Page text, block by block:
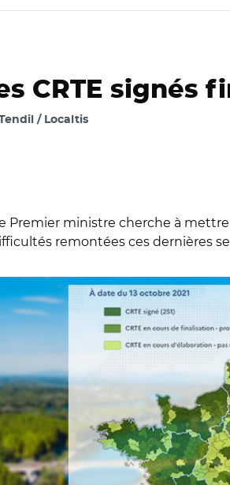
CRTE signés
/ Localtis
Premier ministre cherche à
remontées ces dernières